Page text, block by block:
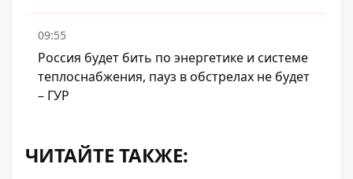
09:55
Россия будет бить по энергетике и системе
теплоснабжения, пауз в обстрелах не будет
– ГУР
ЧИТАЙТЕ ТАКЖЕ: